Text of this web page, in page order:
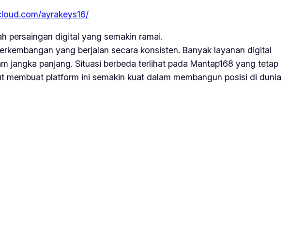
ayrakeys16/
persaingan digital yang semakin ramai.
yang berjalan secara konsisten. Banyak layanan digital
jangka panjang. Situasi berbeda terlihat pada Mantap168 yang tetap
platform ini semakin kuat dalam membangun posisi di dunia